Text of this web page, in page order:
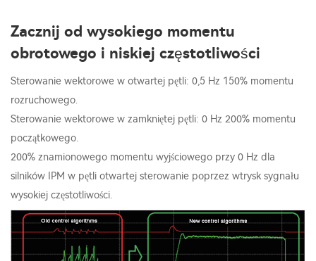
Zacznij od wysokiego momentu
obrotowego i niskiej częstotliwości
Sterowanie wektorowe w otwartej pętli: 0,5 Hz 150% momentu
rozruchowego.
Sterowanie wektorowe w zamkniętej pętli: 0 Hz 200% momentu
początkowego.
200% znamionowego momentu wyjściowego przy 0 Hz dla
silników IPM w pętli otwartej sterowanie poprzez wtrysk sygnału
wysokiej częstotliwości.